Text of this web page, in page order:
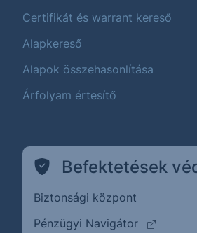
Certifikát és warrant kereső
Alapkereső
Alapok összehasonlítása
Árfolyam értesítő
Befektetések
Biztonsági központ
Pénzügyi Navigátor
(külső